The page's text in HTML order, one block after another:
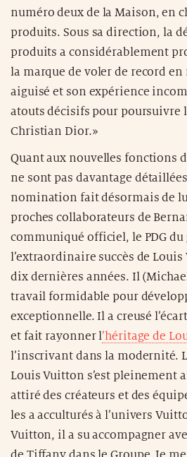
numéro deux de la Maison, en
produits. Sous sa direction, la
produits a considérablement
la marque de voler de record en
aiguisé et son expérience
atouts décisifs pour poursuivre
Christian Dior.»
Quant aux nouvelles fonctions
ne sont pas davantage
nomination fait désormais de
proches collaborateurs de
communiqué officiel, le PDG du
l’extraordinaire succès de
dix dernières années. Il
travail formidable pour
exceptionnelle. Il a creusé
et fait rayonner l’héritage de
l’inscrivant dans la modernité.
Louis Vuitton s’est pleinement
attiré des créateurs et des
les a acculturés à l’univers
Vuitton, il a su accompagner